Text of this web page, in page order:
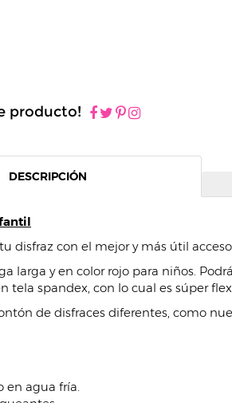
producto!
DESCRIPCIÓN
disfraz con el mejor y más útil
larga y en color rojo para niños.
tela spandex, con lo cual es súper
de disfraces diferentes, como
en agua fría.